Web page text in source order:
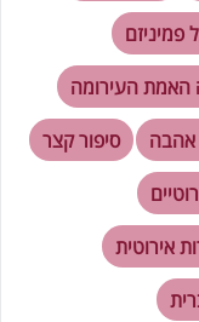
פמיניזם
האמת העירומה
אהבה
סיפור קצר
אירוטית